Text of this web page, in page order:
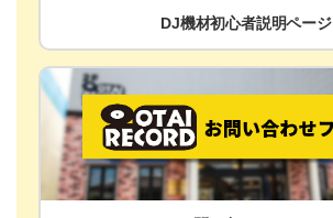
DJ機材初心者説明ページ